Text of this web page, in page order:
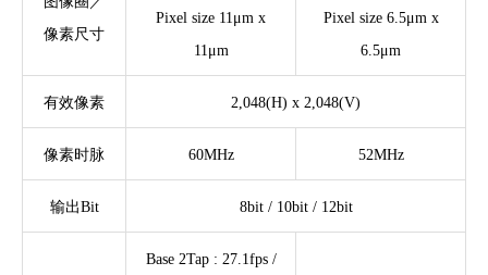
像素尺寸
Pixel size 11μm x
11μm
Pixel size 6.5μm x
6.5μm
有效像素 2,048(H) x 2,048(V)
像素时脉 60MHz 52MHz
输出Bit 8bit / 10bit / 12bit
Base 2Tap : 27.1fps /